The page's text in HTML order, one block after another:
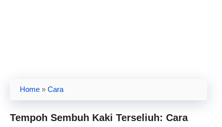
Home » Cara
Tempoh Sembuh Kaki Terseliuh: Cara